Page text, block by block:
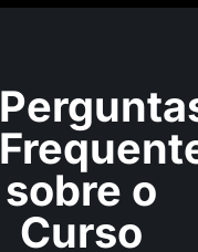
sobre o
Curso